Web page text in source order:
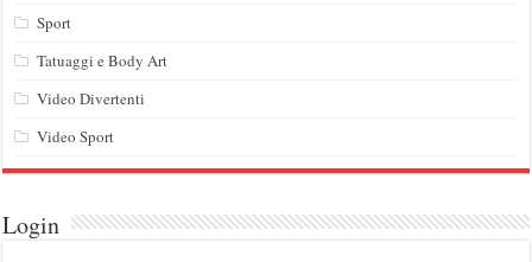
Sport
Tatuaggi e Body Art
Video Divertenti
Video Sport
Login